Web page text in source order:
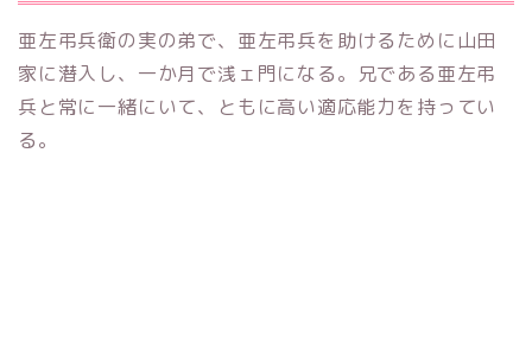
亜左弔兵衛の実の弟で、亜左弔兵を助けるために山田
家に潜入し、一か月で浅ェ門になる。兄である亜左弔
兵と常に一緒にいて、ともに高い適応能力を持ってい
る。